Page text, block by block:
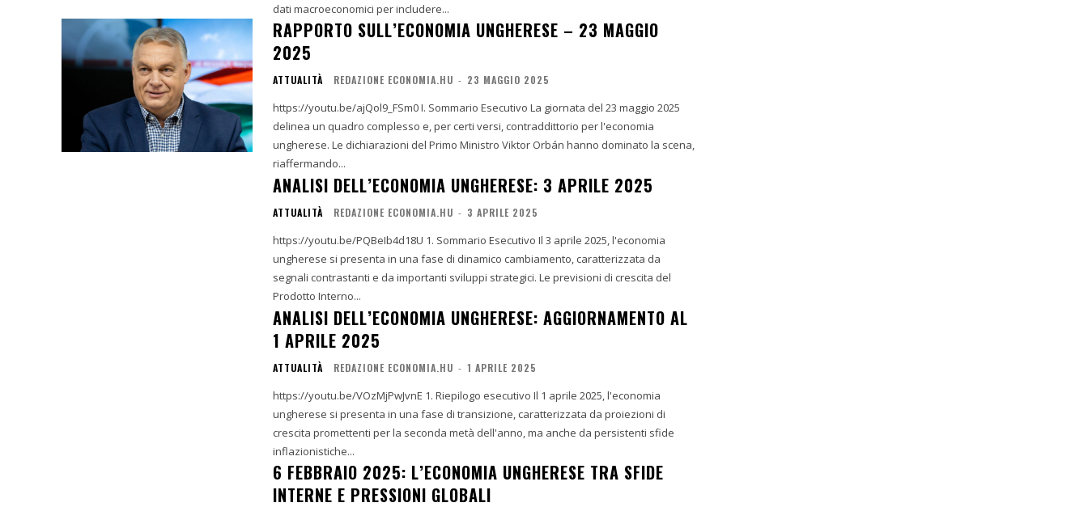
dati macroeconomici per includere...
RAPPORTO SULL’ECONOMIA UNGHERESE – 23 MAGGIO
2025
ATTUALITÀ REDAZIONE ECONOMIA.HU - 23 MAGGIO 2025
https://youtu.be/ajQol9_FSm0 I. Sommario Esecutivo La giornata del 23 maggio 2025
delinea un quadro complesso e, per certi versi, contraddittorio per l'economia
ungherese. Le dichiarazioni del Primo Ministro Viktor Orbán hanno dominato la scena,
riaffermando...
ANALISI DELL’ECONOMIA UNGHERESE: 3 APRILE 2025
ATTUALITÀ REDAZIONE ECONOMIA.HU - 3 APRILE 2025
https://youtu.be/PQBeIb4d18U 1. Sommario Esecutivo Il 3 aprile 2025, l'economia
ungherese si presenta in una fase di dinamico cambiamento, caratterizzata da
segnali contrastanti e da importanti sviluppi strategici. Le previsioni di crescita del
Prodotto Interno...
ANALISI DELL’ECONOMIA UNGHERESE: AGGIORNAMENTO AL
1 APRILE 2025
ATTUALITÀ REDAZIONE ECONOMIA.HU - 1 APRILE 2025
https://youtu.be/VOzMjPwJvnE 1. Riepilogo esecutivo Il 1 aprile 2025, l'economia
ungherese si presenta in una fase di transizione, caratterizzata da proiezioni di
crescita promettenti per la seconda metà dell'anno, ma anche da persistenti sfide
inflazionistiche...
6 FEBBRAIO 2025: L’ECONOMIA UNGHERESE TRA SFIDE
INTERNE E PRESSIONI GLOBALI